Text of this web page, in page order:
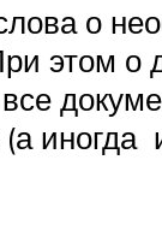
о
этом о